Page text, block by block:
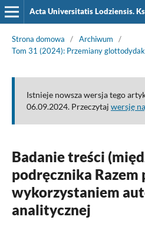
Strona domowa / Archiwum
/
Tom 31 (2024): Przemiany
Istnieje nowsza wersja tego
06.09.2024. Przeczytaj wersję
Badanie treści
podręcznika Razem
wykorzystaniem
analitycznej